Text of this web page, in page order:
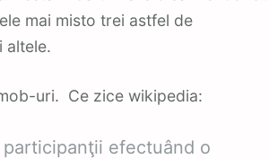
mai misto trei astfel de
altele.
uri. Ce zice wikipedia:
efectuând o